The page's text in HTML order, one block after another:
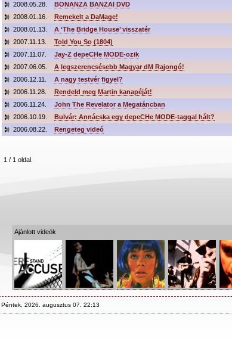
2008.05.28.
BONANZA BANZAI DVD
2008.01.16.
Remekelt a DaMage!
2008.01.13.
A ‘The Bridge House’ visszatér
2007.11.13.
Told You So (1804)
2007.11.07.
Jay-Z depeCHe MODE-ozik
2007.06.05.
A legszerencsésebb Magyar dM Rajongó!
2006.12.11.
A nagy testvér figyel?
2006.11.28.
Rendeld meg Martin kanapéját!
2006.11.24.
John The Revelator a Megatáncban
2006.10.19.
Bulvár: Annácska egy depeCHe MODE-taggal hált?
2006.08.22.
Rengeteg videó
1 / 1 oldal.
Ajánlott videók
Péntek, 2026. augusztus 07. 22:13